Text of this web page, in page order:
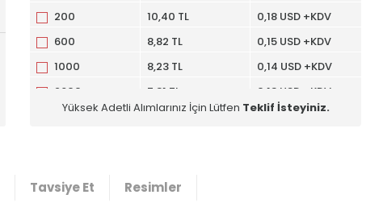
200
10,40 TL
0,18 USD +KDV
600
8,82 TL
0,15 USD +KDV
1000
8,23 TL
0,14 USD +KDV
2600
7,31 TL
0,13 USD +KDV
5000
6,81 TL 0,12 USD +KDV
Yüksek Adetli Alımlarınız İçin Lütfen Teklif İsteyiniz.
Tavsiye Et Resimler